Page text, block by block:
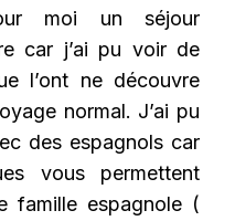
moi un séjour
car j’ai pu voir de
l’ont ne découvre
normal. J’ai pu
des espagnols car
vous permettent
famille espagnole (